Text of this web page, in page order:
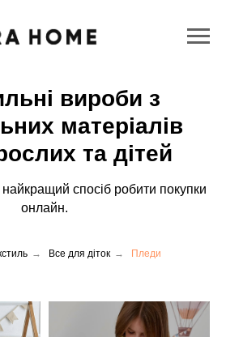
вироби з
матеріалів
та дітей
спосіб робити покупки
онлайн.
→ Все для діток → Пледи